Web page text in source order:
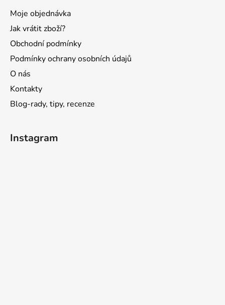
Moje objednávka
Jak vrátit zboží?
Obchodní podmínky
Podmínky ochrany osobních údajů
O nás
Kontakty
Blog-rady, tipy, recenze
Instagram